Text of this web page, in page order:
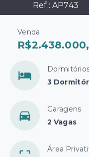
Ref.: AP743
Venda
3
Garagens
2 Vagas
Área